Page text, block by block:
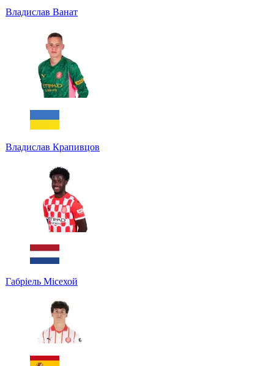
Владислав Ванат
Владислав Крапивцов
Габріель Місехой